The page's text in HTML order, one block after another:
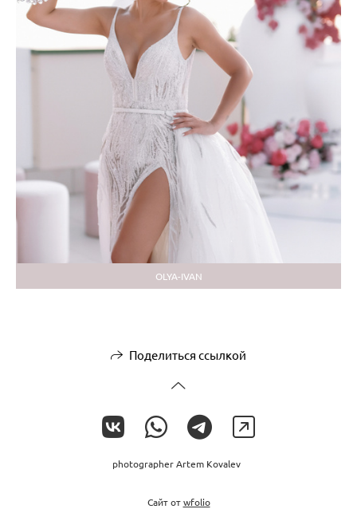
OLYA-IVAN
Поделиться ссылкой
photographer Artem Kovalev
Сайт отwfolio